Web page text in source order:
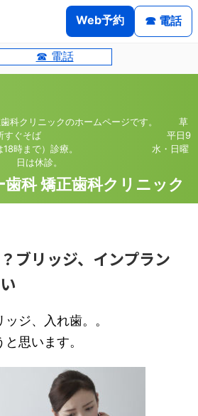
☎ 電話
Web予約 ☎ 電話
歯科クリニックのホームページです。 草
草加市役所すぐそば 平日9
日は18時まで）診療。 水・日曜
日は休診。
科 矯正歯科クリニック
ブリッジ、インプラン
ジ、入れ歯。。
思います。